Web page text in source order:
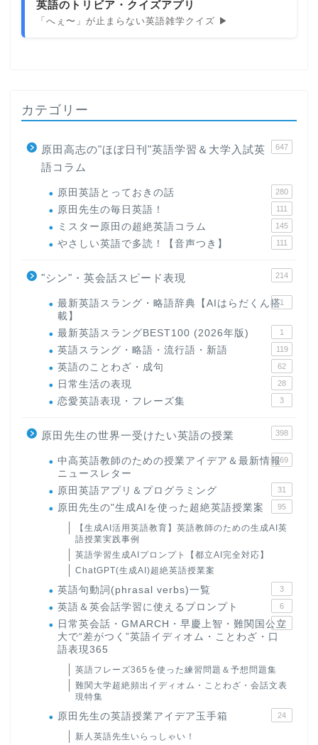
英語のトリビア・クイズアプリ
「へぇ〜」が止まらない英語雑学クイズ ▶
カテゴリー
原田高志の"ほぼ日刊"英語学習＆大学入試英
語コラム
647
原田英語とっておきの話 280
原田先生の毎日英語！ 111
ミスター原田の超絶英語コラム 145
やさしい英語で多読！【音声つき】 111
"シン"・英会話スピード表現 214
最新英語スラング・略語辞典【AIはらだくん搭
載】
1
最新英語スラングBEST100 (2026年版) 1
英語スラング・略語・流行語・新語 119
英語のことわざ・成句 62
日常生活の表現 28
恋愛英語表現・フレーズ集 3
原田先生の世界一受けたい英語の授業 398
中高英語教師のための授業アイデア＆最新情報
ニュースレター
169
原田英語アプリ＆プログラミング 31
原田先生の"生成AIを使った超絶英語授業案 95
【生成AI活用英語教育】英語教師のための生成AI英
語授業実践事例
英語学習生成AIプロンプト【都立AI完全対応】
ChatGPT(生成AI)超絶英語授業案
英語句動詞(phrasal verbs)一覧 3
英語＆英会話学習に使えるプロンプト 6
日常英会話・GMARCH・早慶上智・難関国公立
大で“差がつく”英語イディオム・ことわざ・口
語表現365
22
英語フレーズ365を使った練習問題＆予想問題集
難関大学超絶頻出イディオム・ことわざ・会話文表
現特集
原田先生の英語授業アイデア玉手箱 24
新人英語先生いらっしゃい！